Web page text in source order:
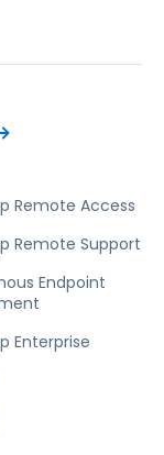
Remote Access
Remote Support
Endpoint
Enterprise